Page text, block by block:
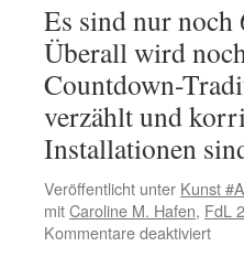
4
Tage
Es sind nur noch
Überall wird
Countdown-
verzählt und
Installationen
Veröffentlicht unter Kunst
mitCaroline M. Hafen, FdL
Kommentare deaktiviertfür